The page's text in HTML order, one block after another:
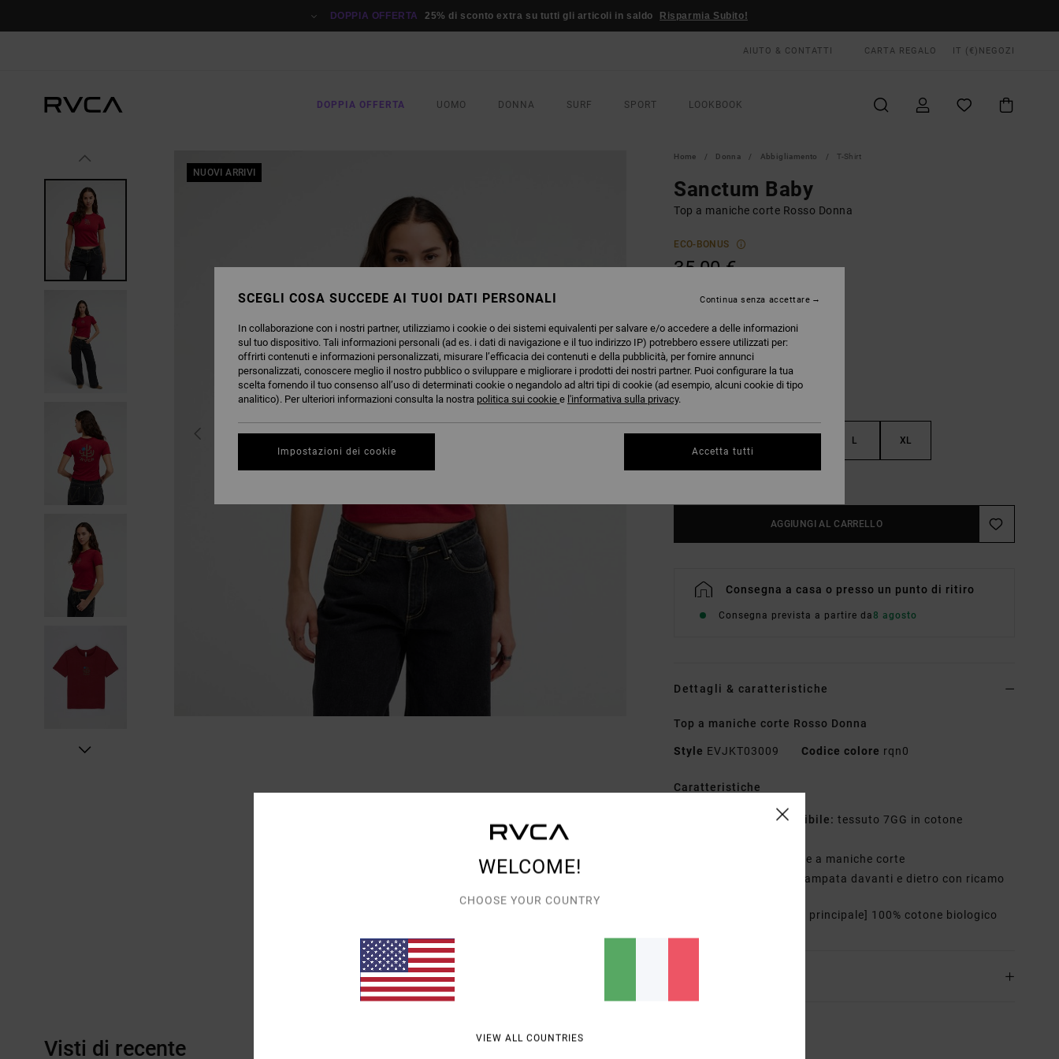
DOPPIA OFFERTA 25% di sconto extra su tutti gli articoli in saldo Risparmia Subito!
AIUTO & CONTATTI CARTA REGALO IT (€) NEGOZI
DOPPIA OFFERTA UOMO DONNA SURF SPORT LOOKBOOK
NUOVI ARRIVI
Home Donna Abbigliamento T-Shirt
Sanctum Baby
Top a maniche corte Rosso Donna
ECO-BONUS
35,00 €
L XL
AGGIUNGI AL CARRELLO
Consegna a casa o presso un punto di ritiro
Consegna prevista a partire da8 agosto
Dettagli & caratteristiche
Top a maniche corte Rosso Donna
Style EVJKT03009 Codice colore rqn0
Caratteristiche
Tessuto ecosostenibile: tessuto 7GG in cotone
baby tee a maniche corte
grafica stampata davanti e dietro con ricamo
[Tessuto principale] 100% cotone biologico
Visti di recente
WELCOME!
CHOOSE YOUR COUNTRY
VIEW ALL COUNTRIES
SCEGLI COSA SUCCEDE AI TUOI DATI PERSONALI
In collaborazione con i nostri partner, utilizziamo i cookie o dei sistemi equivalenti per salvare e/o accedere a delle informazioni
sul tuo dispositivo. Tali informazioni personali (ad es. i dati di navigazione e il tuo indirizzo IP) potrebbero essere utilizzati per:
offrirti contenuti e informazioni personalizzati, misurare l’efficacia dei contenuti e della pubblicità, per fornire annunci
personalizzati, conoscere meglio il nostro pubblico o sviluppare e migliorare i prodotti dei nostri partner. Puoi configurare la tua
scelta fornendo il tuo consenso all’uso di determinati cookie o negandolo ad altri tipi di cookie (ad esempio, alcuni cookie di tipo
analitico). Per ulteriori informazioni consulta la nostra politica sui cookie e l'informativa sulla privacy.
Impostazioni dei cookie
Continua senza accettare
Accetta tutti